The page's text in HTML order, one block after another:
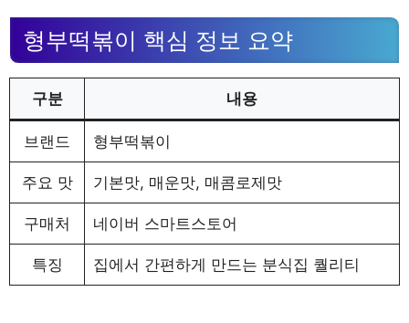
형부떡볶이 핵심 정보 요약
구분 내용
브랜드 형부떡볶이
주요 맛 기본맛, 매운맛, 매콤로제맛
구매처 네이버 스마트스토어
특징 집에서 간편하게 만드는 분식집 퀄리티